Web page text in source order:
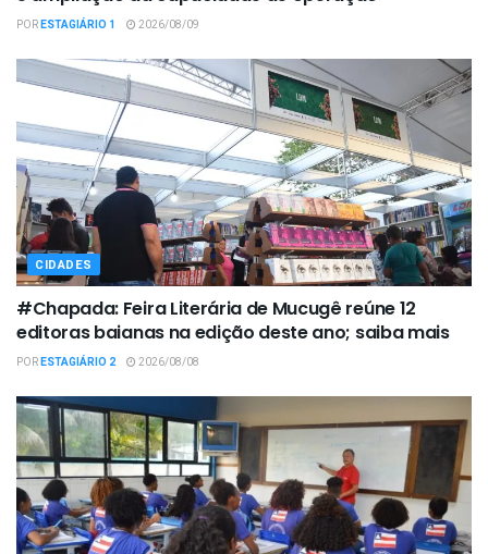
PORESTAGIÁRIO 1 2026/08/09
CIDADES
#Chapada: Feira Literária de Mucugê reúne 12
editoras baianas na edição deste ano; saiba mais
PORESTAGIÁRIO 2 2026/08/08